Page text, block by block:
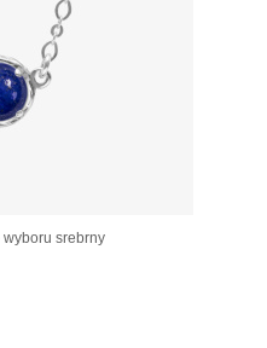
wyboru srebrny